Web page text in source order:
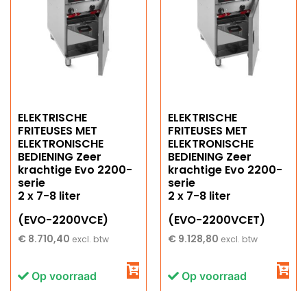
ELEKTRISCHE
FRITEUSES MET
ELEKTRONISCHE
BEDIENING Zeer
krachtige Evo 2200-
serie
2 x 7-8 liter
(EVO-2200VCE)
€ 8.710,40 excl. btw
Op voorraad
ELEKTRISCHE
FRITEUSES MET
ELEKTRONISCHE
BEDIENING Zeer
krachtige Evo 2200-
serie
2 x 7-8 liter
(EVO-2200VCET)
€ 9.128,80 excl. btw
Op voorraad